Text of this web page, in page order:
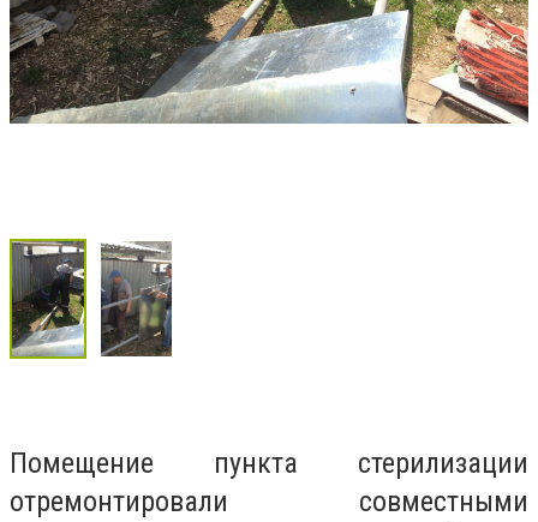
Помещение пункта стерилизации
отремонтировали совместными